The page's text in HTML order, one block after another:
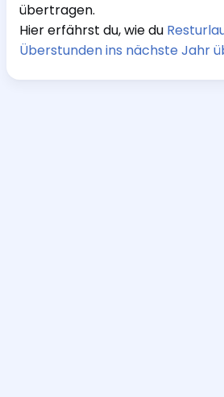
übertragen.
Hier erfährst du, wie du
Überstunden ins nächste Jahr